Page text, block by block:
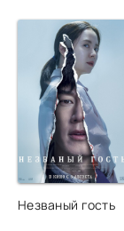
Незваный гость